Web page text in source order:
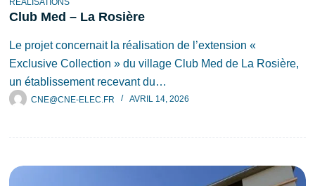
RÉALISATIONS
Club Med – La Rosière
Le projet concernait la réalisation de l’extension «
Exclusive Collection » du village Club Med de La Rosière,
un établissement recevant du…
CNE@CNE-ELEC.FR AVRIL 14, 2026